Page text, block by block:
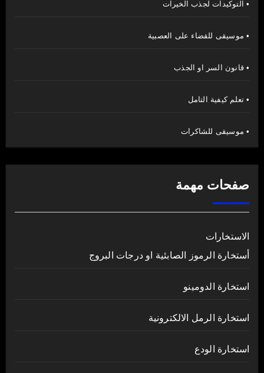
• التوكيدات لجذب الخيرات
• موسيقى للقضاء على العصبية
• قانون السر او الجذب
• تعلم كيفية التامل
• موسيقى للشاكرات
صفحات مهمة
الاستخارات
أستخارة الرموز الصابئية او درجات البروج
استخارة الدومينو
استخارة الرمل الالكترونية
استخارة الودع